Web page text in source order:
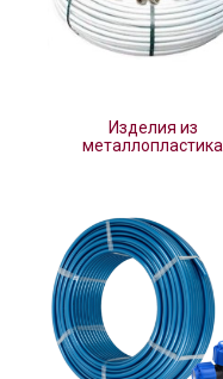
Изделия из
металлопластика